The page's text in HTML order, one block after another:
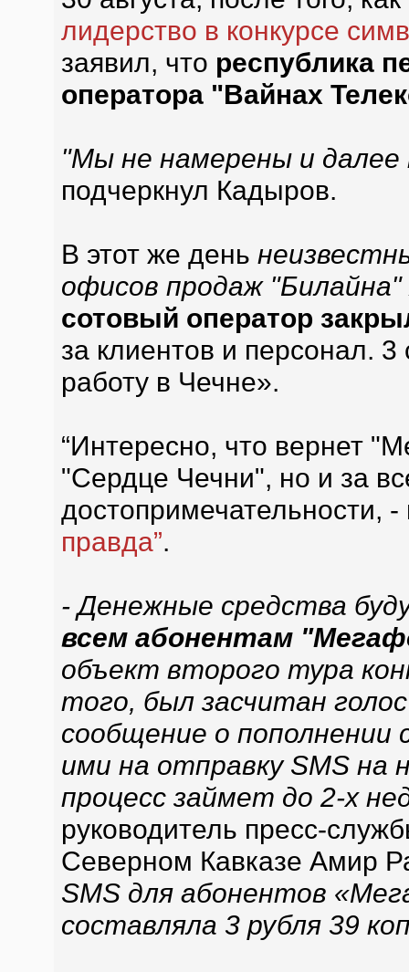
лидерство в конкурсе
заявил, что республика
оператора "Вайнах
"Мы не намерены и
подчеркнул Кадыров.
В этот же день
офисов продаж "Билайна"
сотовый оператор
за клиентов и персонал.
работу в Чечне».
“Интересно, что вернет
"Сердце Чечни", но и за
достопримечательности,
правда”.
- Денежные средства
всем абонентам
объект второго тура
того, был засчитан
сообщение о пополнении
ими на отправку SMS на
процесс займет до 2-х
руководитель пресс-
Северном Кавказе Амир
SMS для абонентов
составляла 3 рубля 39